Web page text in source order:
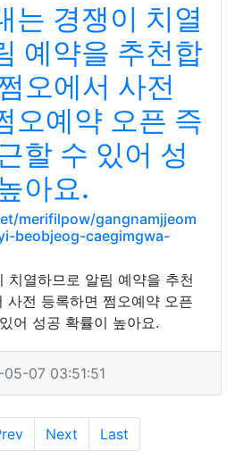
는 경쟁이 치열
예약을 추천합
오에서 사전
오예약 오픈 즉
할 수 있어 성
아요.
merifilpow/gangnamjjeom
beobjeog-caegimgwa-
치열하므로 알림 예약을 추천
사전 등록하면 쩜오예약 오픈
어 성공 확률이 높아요.
07 03:51:51
Next Last